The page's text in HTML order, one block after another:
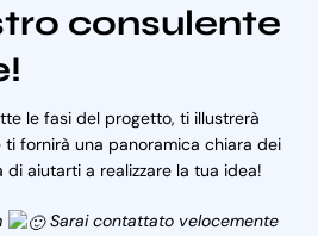
consulente
le fasi del progetto, ti illustrerà
ti fornirà una panoramica chiara dei
di aiutarti a realizzare la tua idea!
Sarai contattato velocemente